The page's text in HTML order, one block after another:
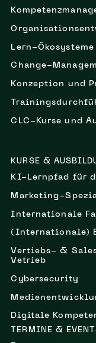
Lern-Ökosysteme
Change-
Konzeption und
CLC-Kurse und
KURSE &
KI-Lernpfad für
Marketing-
Internationale
(Internationale)
Vertiebs- &
Vetrieb
Cybersecurity
Digitale
TERMINE &